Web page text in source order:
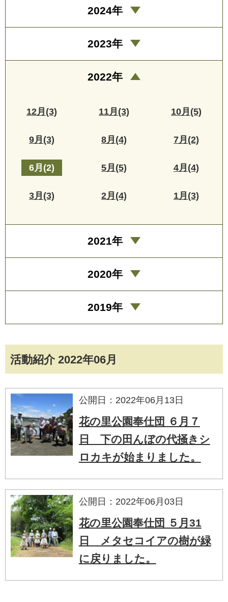
活動紹介 2022年06月
公開日：2022年06月13日
花の里公園奉仕団 ６月７
日 下の田んぼの代掻きシ
ロカキが始まりました。
公開日：2022年06月03日
花の里公園奉仕団 ５月31
日 メタセコイアの樹が緑
に戻りました。
2024年
2023年
2022年
12月(3) 11月(3) 10月(5)
9月(3) 8月(4) 7月(2)
6月(2) 5月(5) 4月(4)
3月(3) 2月(4) 1月(3)
2021年
2020年
2019年